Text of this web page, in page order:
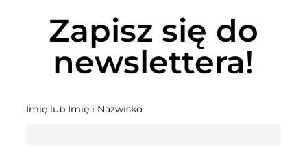
Zapisz się do
newslettera!
Imię lub Imię i Nazwisko